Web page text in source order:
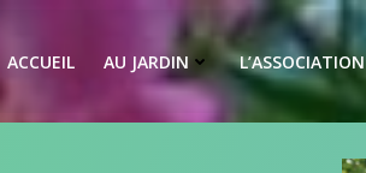
ACCUEIL AU JARDIN L’ASSOCIATION